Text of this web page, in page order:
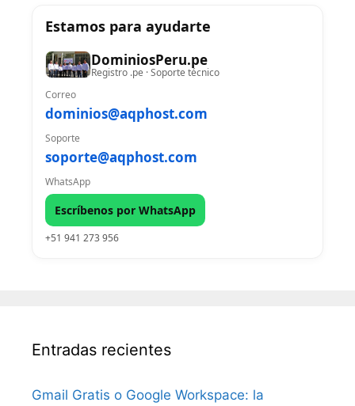
Estamos para ayudarte
DominiosPeru.pe
Registro .pe · Soporte técnico
Correo
dominios@aqphost.com
Soporte
soporte@aqphost.com
WhatsApp
Escríbenos por WhatsApp
+51 941 273 956
Entradas recientes
Gmail Gratis o Google Workspace: la